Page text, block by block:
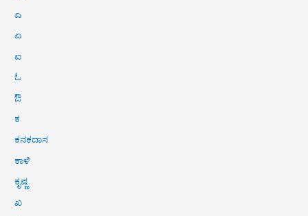
ಎ
ಏ
ಐ
ಓ
ಔ
ಕ
ಕನಕದಾಸ
ಕಾಳಿ
ಕೃಷ್ಣ
ಖ